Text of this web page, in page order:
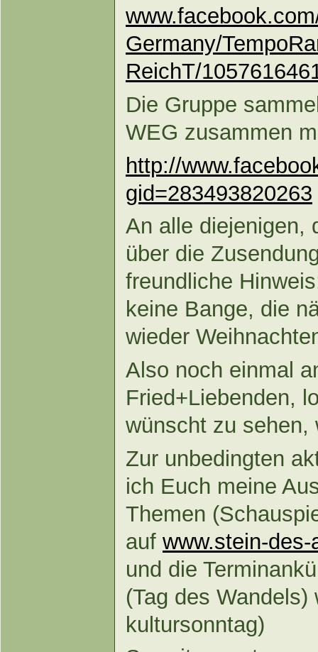
Germany/
ReichT/
Die Gruppe
WEG zusammen
http://
gid=283493820263
An alle diejenigen,
über die
freundliche
keine Bange, die
wieder
Also noch einmal
Fried+Liebenden,
wünscht zu
Zur unbedingten
ich Euch meine
Themen
auf www.stein-
und die
(Tag des
kultursonntag)